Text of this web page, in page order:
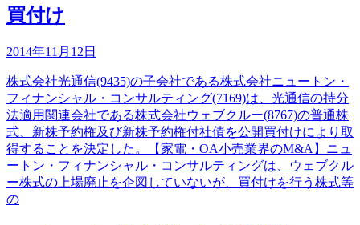
買付け
2014年11月12日
株式会社光通信(9435)の子会社である株式会社ニュートン・
フィナンシャル・コンサルティング(7169)は、光通信の持分
法適用関連会社である株式会社ウェブクルー(8767)の普通株
式、新株予約権及び新株予約権付社債を公開買付けにより取
得することを決定した。【家電・OA小売業界のM&A】ニュ
ートン・フィナンシャル・コンサルティングは、ウェブクル
ー株式の上場廃止を企図していないが、買付けを行う株式等
の